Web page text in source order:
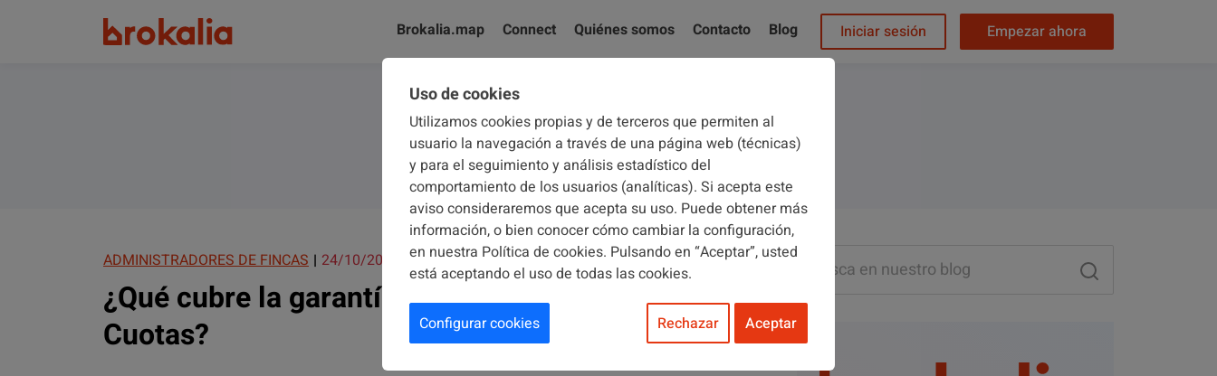
Brokalia.map Connect Quiénes somos Contacto Blog Iniciar sesión Empezar ahora
El blog de Brokalia
ADMINISTRADORES DE FINCAS 24/10/2023
¿Qué cubre la garantía de Adelanto de Impago de
Cuotas?
Uso de cookies
Utilizamos cookies propias y de terceros que permiten al
usuario la navegación a través de una página web (técnicas)
y para el seguimiento y análisis estadístico del
comportamiento de los usuarios (analíticas). Si acepta este
aviso consideraremos que acepta su uso. Puede obtener más
información, o bien conocer cómo cambiar la configuración,
en nuestra Política de cookies. Pulsando en “Aceptar”, usted
está aceptando el uso de todas las cookies.
Configurar cookies Rechazar Aceptar